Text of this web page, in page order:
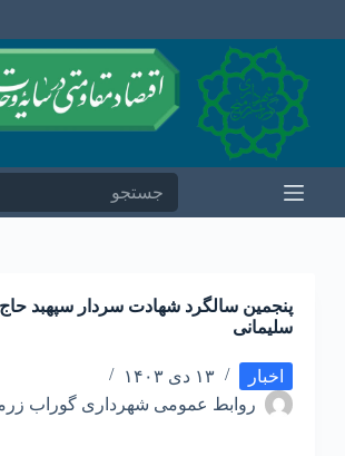
پنجمین سالگرد شهادت سردار سپهبد
سلیمانی
اخبار
۱۳ دی ۱۴۰۳
روابط عمومی شهرداری گوراب